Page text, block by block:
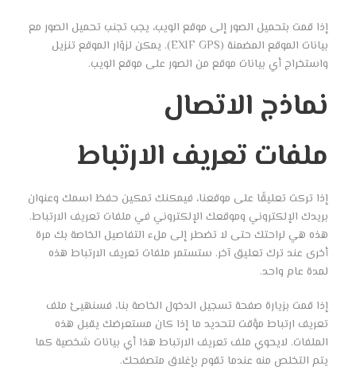
إذا قمت بتحميل الصور إلى موقع الويب، يجب تجنب تحميل الصور مع
بيانات الموقع المضمنة (EXIF GPS). يمكن لزوّار الموقع تنزيل
واستخراج أي بيانات موقع من الصور على موقع الويب.
نماذج الاتصال
ملفات تعريف الارتباط
إذا تركت تعليقًا على موقعنا، فيمكنك تمكين حفظ اسمك وعنوان
بريدك الإلكتروني وموقعك الإلكتروني في ملفات تعريف الارتباط.
هذه هي لراحتك حتى لا تضطر إلى ملء التفاصيل الخاصة بك مرة
أخرى عند ترك تعليق آخر. ستستمر ملفات تعريف الارتباط هذه
لمدة عام واحد.
إذا قمت بزيارة صفحة تسجيل الدخول الخاصة بنا، فسنهيئ ملف
تعريف ارتباط مؤقت لتحديد ما إذا كان مستعرضك يقبل هذه
الملفات. لايحوي ملف تعريف الارتباط هذا أي بيانات شخصية كما
يتم التخلص منه عندما تقوم بإغلاق متصفحك.